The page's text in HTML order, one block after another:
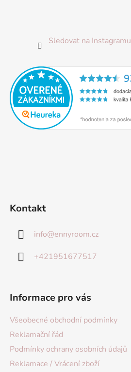
Sledovat na Instagramu
Kontakt
info@ennyroom.cz
+421951677517
Informace pro vás
Všeobecné obchodní podmínky
Reklamační řád
Podmínky ochrany osobních údajů
Reklamace / Vrácení zboží